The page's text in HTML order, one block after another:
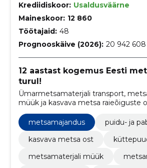
Krediidiskoor: Usaldusväärne
Maineskoor: 12 860
Töötajaid: 48
Prognooskäive (2026): 20 942
12 aastast kogemus Eesti
turul!
Ümarmetsamaterjali transport,
müük ja kasvava metsa raieõiguste
metsamajandus
puidu- ja
kasvava metsa ost
metsamaterjali müük